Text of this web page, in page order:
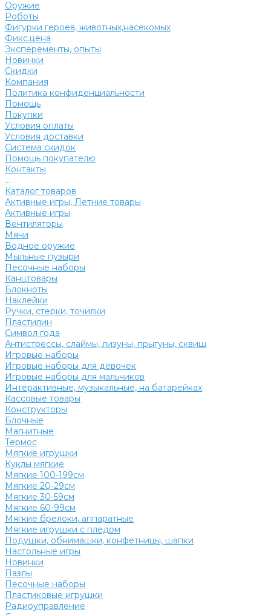
Оружие
Роботы
Фигурки героев, животных,насекомых
Фикс.цена
Эксперементы, опыты
Новинки
Скидки
Компания
Политика конфиденциальности
Помощь
Покупки
Условия оплаты
Условия доставки
Система скидок
Помощь покупателю
Контакты
...
Каталог товаров
Активные игры, Летние товары
Активные игры
Вентиляторы
Мячи
Водное оружие
Мыльные пузыри
Песочные наборы
Канцтовары
Блокноты
Наклейки
Ручки, стерки, точилки
Пластилин
Символ года
Антистрессы, слаймы, лизуны, прыгуны, сквиш
Игровые наборы
Игровые наборы для девочек
Игровые наборы для мальчиков
Интерактивные, музыкальные, на батарейках
Кассовые товары
Конструкторы
Блочные
Магнитные
Термос
Мягкие игрушки
Куклы мягкие
Мягкие 100-199см
Мягкие 20-29см
Мягкие 30-59см
Мягкие 60-99см
Мягкие брелоки, аппаратные
Мягкие игрушки с пледом
Подушки, обнимашки, конфетницы, шапки
Настольные игры
Новинки
Пазлы
Песочные наборы
Пластиковые игрушки
Радиоуправление